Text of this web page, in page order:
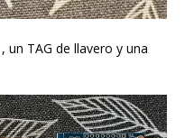
un TAG de llavero y una